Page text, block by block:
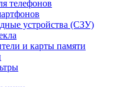
телефонов
устройства (СЗУ)
и карты памяти